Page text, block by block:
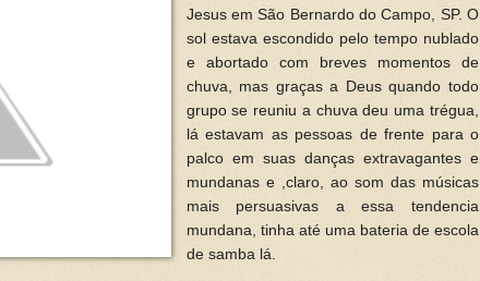
Jesus em São Bernardo do Campo, SP. O
sol estava escondido pelo tempo nublado
e abortado com breves momentos de
chuva, mas graças a Deus quando todo
grupo se reuniu a chuva deu uma trégua,
lá estavam as pessoas de frente para o
palco em suas danças extravagantes e
mundanas e ,claro, ao som das músicas
mais persuasivas a essa tendencia
mundana, tinha até uma bateria de escola
de samba lá.